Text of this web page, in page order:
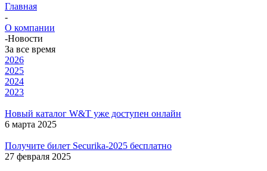
Главная
-
О компании
-Новости
За все время
2026
2025
2024
2023
Новый каталог W&T уже доступен онлайн
6 марта 2025
Получите билет Securika-2025 бесплатно
27 февраля 2025